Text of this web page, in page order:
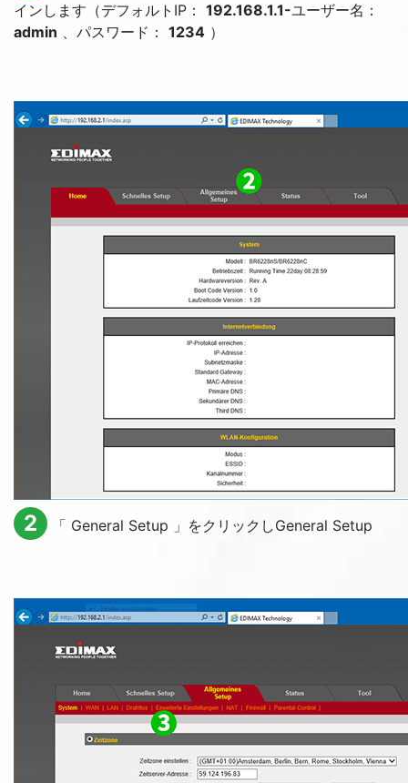
インします（デフォルトIP： 192.168.1.1-ユーザー名：
admin 、パスワード： 1234 ）
2 「 General Setup 」をクリックしGeneral Setup